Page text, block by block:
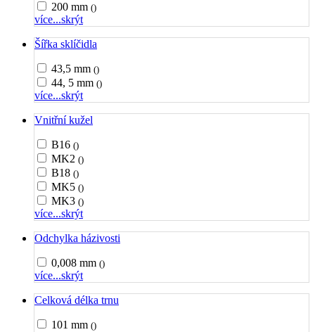
200 mm ()
více...skrýt
Šířka sklíčidla
43,5 mm ()
44, 5 mm ()
více...skrýt
Vnitřní kužel
B16 ()
MK2 ()
B18 ()
MK5 ()
MK3 ()
více...skrýt
Odchylka házivosti
0,008 mm ()
více...skrýt
Celková délka trnu
101 mm ()